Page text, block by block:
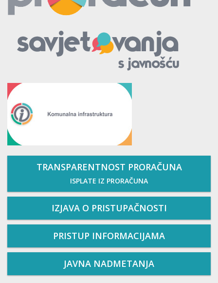
TRANSPARENTNOST PRORAČUNA
ISPLATE IZ PRORAČUNA
IZJAVA O PRISTUPAČNOSTI
PRISTUP INFORMACIJAMA
JAVNA NADMETANJA